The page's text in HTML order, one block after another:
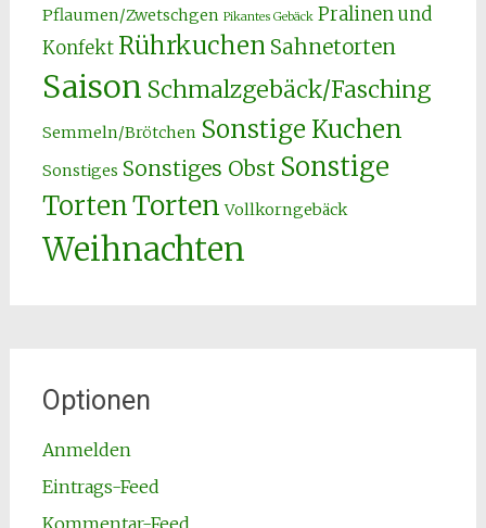
Pflaumen/Zwetschgen Pikantes Gebäck Pralinen und
Konfekt Rührkuchen Sahnetorten
Saison Schmalzgebäck/Fasching
Semmeln/Brötchen Sonstige Kuchen
Sonstiges Sonstiges Obst Sonstige
TortenTorten Vollkorngebäck
Weihnachten
Optionen
Anmelden
Eintrags-Feed
Kommentar-Feed